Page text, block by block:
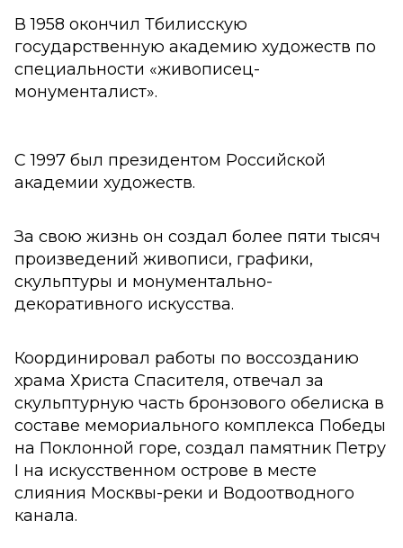
В 1958 окончил Тбилисскую
государственную академию художеств по
специальности «живописец-
монументалист».
С 1997 был президентом Российской
академии художеств.
За свою жизнь он создал более пяти тысяч
произведений живописи, графики,
скульптуры и монументально-
декоративного искусства.
Координировал работы по воссозданию
храма Христа Спасителя, отвечал за
скульптурную часть бронзового обелиска в
составе мемориального комплекса Победы
на Поклонной горе, создал памятник Петру
I на искусственном острове в месте
слияния Москвы-реки и Водоотводного
канала.